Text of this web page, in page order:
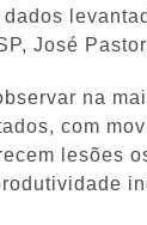
José
na
com
lesões